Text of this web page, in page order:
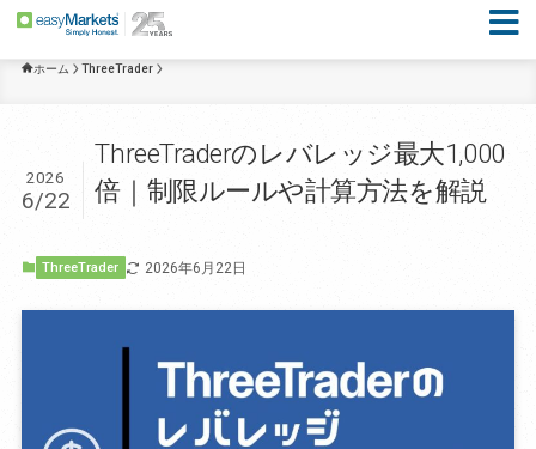
ホーム ThreeTrader
ThreeTraderのレバレッジ最大1,000
倍｜制限ルールや計算方法を解説
2026
6/22
ThreeTrader 2026年6月22日